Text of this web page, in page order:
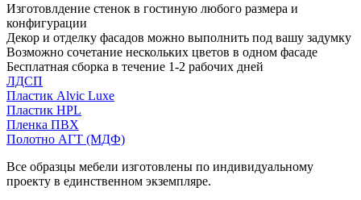
Изготовлдение стенок в гостиную любого размера и
конфигурации
Декор и отделку фасадов можно выполнить под вашу задумку
Возможно сочетание нескольких цветов в одном фасаде
Бесплатная сборка в течение 1-2 рабочих дней
ЛДСП
Пластик Alvic Luxe
Пластик HPL
Пленка ПВХ
Полотно АГТ (МДФ)
Все образцы мебели изготовлены по индивидуальному
проекту в единственном экземпляре.